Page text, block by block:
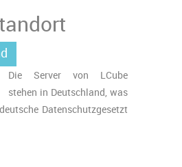
Die Server von LCube
stehen in Deutschland, was
Datenschutzgesetzt